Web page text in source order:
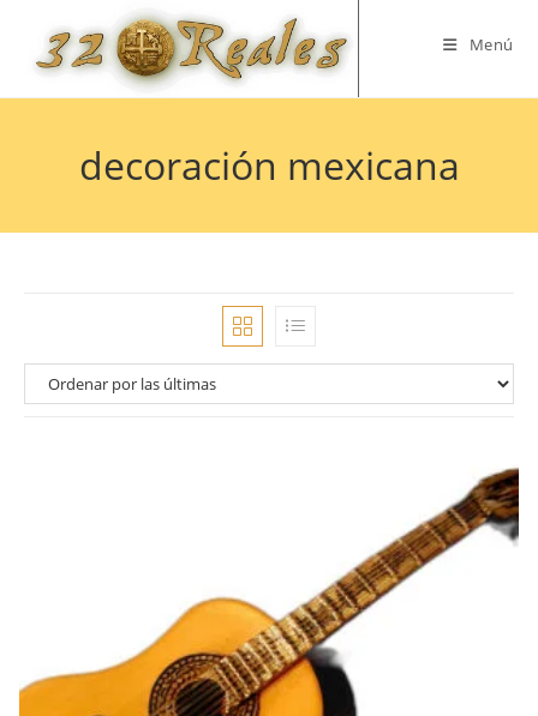
contenido
Menú
decoración mexicana